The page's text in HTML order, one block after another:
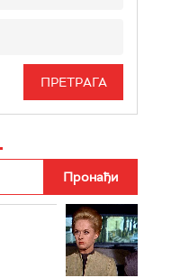
РТС 3
РТС КЛАСИКА